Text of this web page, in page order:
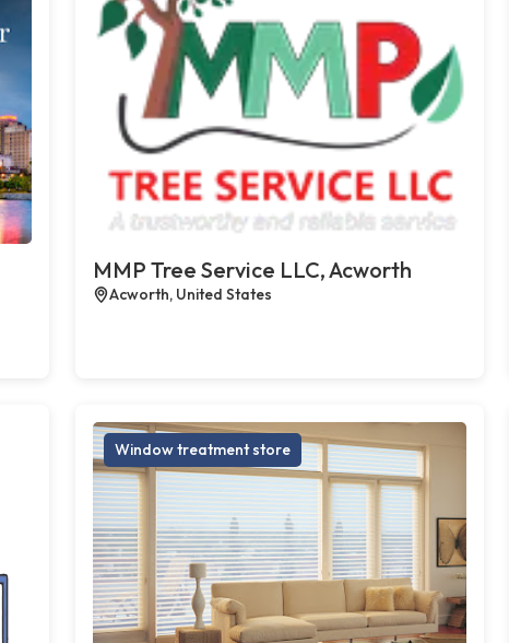
MMP Tree Service LLC, Acworth
Acworth, United States
Window treatment store